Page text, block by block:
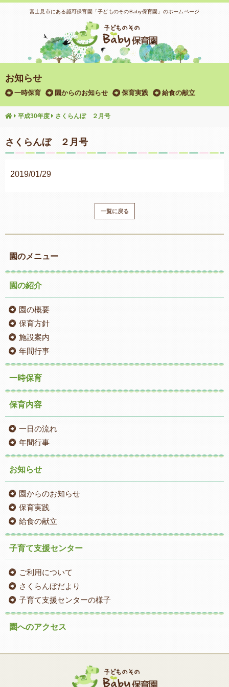
富士見市にある認可保育園「子どものそのBaby保育園」のホームページ
お知らせ
一時保育 園からのお知らせ 保育実践 給食の献立
平成30年度 さくらんぼ ２月号
さくらんぼ ２月号
2019/01/29
一覧に戻る
園のメニュー
園の紹介
園の概要
保育方針
施設案内
年間行事
一時保育
保育内容
一日の流れ
年間行事
お知らせ
園からのお知らせ
保育実践
給食の献立
子育て支援センター
ご利用について
さくらんぼだより
子育て支援センターの様子
園へのアクセス